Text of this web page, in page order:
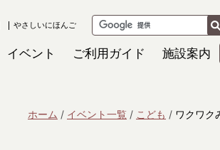
やさしいにほんご
イベント ご利用ガイド 施設案内
ホーム イベント一覧 こども ワクワク